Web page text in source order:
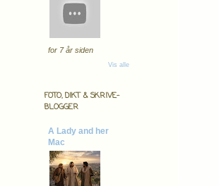
for 7 år siden
Vis alle
FOTO, DIKT & SKRIVE-
BLOGGER
A Lady and her
Mac